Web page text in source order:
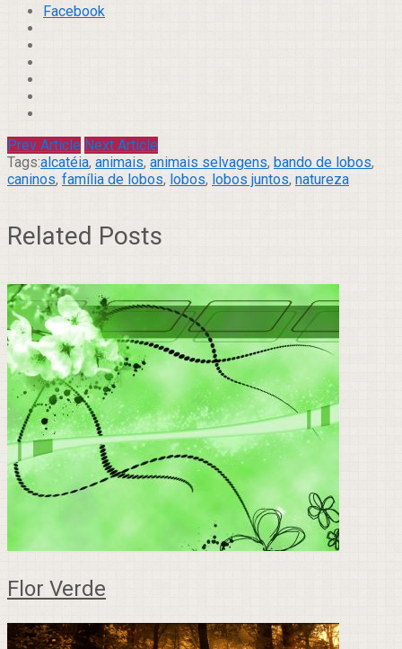
Compartilhar
Facebook
Prev Article Next Article
Tags:alcatéia, animais, animais selvagens, bando de lobos,
caninos, família de lobos, lobos, lobos juntos, natureza
Related Posts
Flor Verde